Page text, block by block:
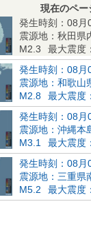
現在のペー
発生時刻：08月
震源地：秋田県
M2.3
最大震度
発生時刻：08月
震源地：和歌山
M2.8
最大震度
発生時刻：08月
震源地：沖縄本
M3.1
最大震度
発生時刻：08月
震源地：三重県
M5.2
最大震度